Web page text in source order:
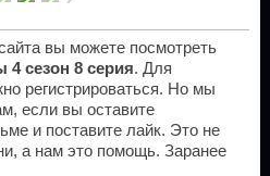
вы можете посмотреть
сезон 8 серия. Для
регистрироваться. Но мы
если вы оставите
и поставите лайк. Это не
а нам это помощь. Заранее